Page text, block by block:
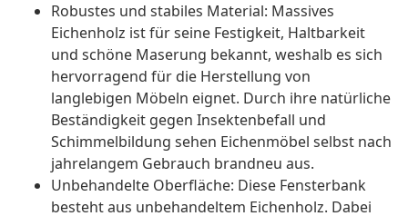
Robustes und stabiles Material: Massives
Eichenholz ist für seine Festigkeit, Haltbarkeit
und schöne Maserung bekannt, weshalb es sich
hervorragend für die Herstellung von
langlebigen Möbeln eignet. Durch ihre natürliche
Beständigkeit gegen Insektenbefall und
Schimmelbildung sehen Eichenmöbel selbst nach
jahrelangem Gebrauch brandneu aus.
Unbehandelte Oberfläche: Diese Fensterbank
besteht aus unbehandeltem Eichenholz. Dabei